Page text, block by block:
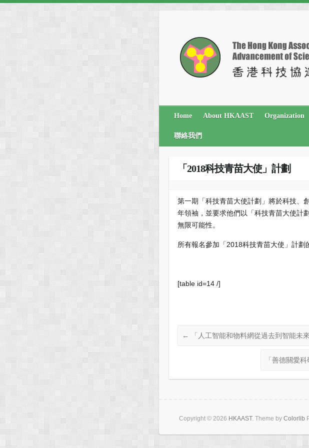
content
Home About HKAAST Organization
聯絡我們
「2018科技青苗大使」計劃
第一期「科技青苗大使計劃」將於科技、
年領袖，並要求他們以「科技青苗大使計
無限可能性。
所有報名參加「2018科技青苗大使」計
[table id=14 /]
← 「人工智能和物料網從過去到智能未
「善德關愛
Copyright © 2026 HKAAST. Theme by Colorlib